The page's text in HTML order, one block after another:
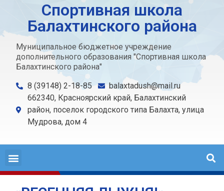
Спортивная школа
Балахтинского района
Муниципальное бюджетное учреждение
дополнительного образования "Спортивная школа
Балахтинского района"
8 (39148) 2-18-85
balaxtadush@mail.ru
662340, Красноярский край, Балахтинский
район, поселок городского типа Балахта, улица
Мудрова, дом 4